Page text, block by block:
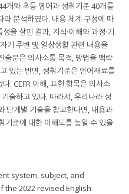
개와 초등 영어과 성취기준 40개를
분석하였다. 내용 체계 구성에 따
을 살핀 결과, 지식·이해와 과정·기
기 주변 및 일상생활 관련 내용을
술문은 의사소통 목적, 방법을 맥락
있는 반면, 성취기준은 언어재료를
. CEFR 이해, 표현 항목은 의사소
술하고 있다. 따라서, 우리나라 성
단계별 기술을 참고한다면, 내용과
기준에 대한 이해도를 높일 수 있을
system, subject, and
2022 revised English